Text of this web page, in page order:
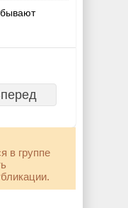
в группе